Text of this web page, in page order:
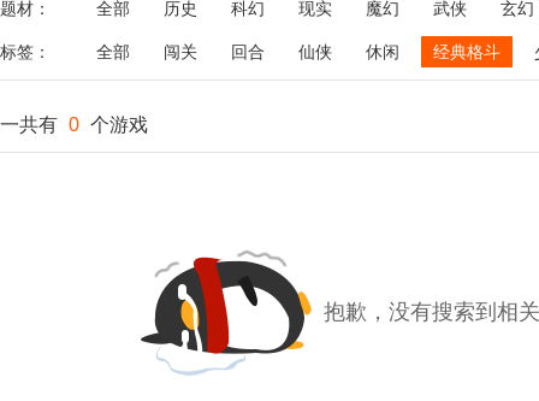
题材： 全部 历史 科幻 现实 魔幻 武侠 玄幻
标签： 全部 闯关 回合 仙侠 休闲 经典格斗
一共有 0 个游戏
抱歉，没有搜索到相